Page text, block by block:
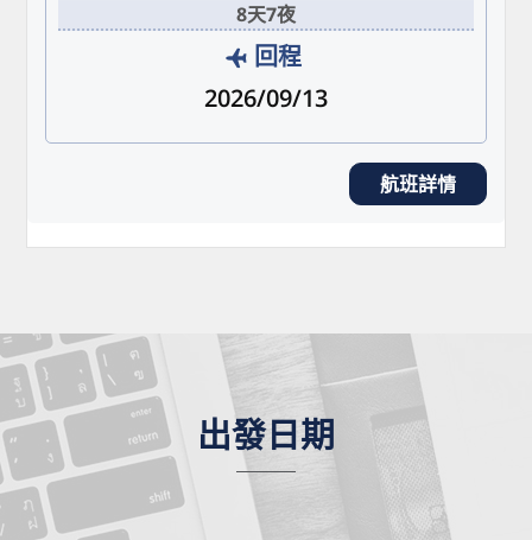
8天7夜
回程
2026/09/13
航班詳情
出發日期